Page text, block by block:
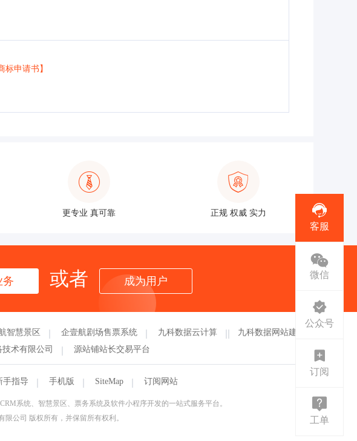
标申请书】
更专业 真可靠 正规 权威 实力
务 或者 成为用户
智慧景区 企壹航剧场售票系统 九科数据云计算
九科数据网站建设
术有限公司 源站铺站长交易平台
手指导 手机版 SiteMap 订阅网站
系统、智慧景区、票务系统及软件小程序开发的一站式服务平台。
公司 版权所有，并保留所有权利。
客服
微信
公众号
订阅
工单